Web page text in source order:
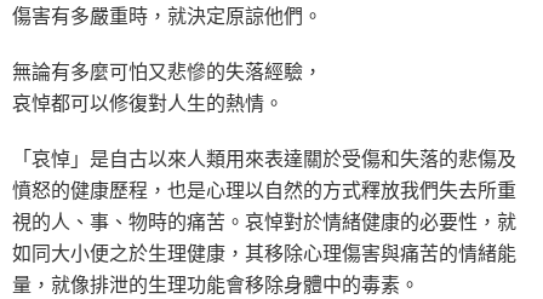
傷害有多嚴重時，就決定原諒他們。
無論有多麼可怕又悲慘的失落經驗，
哀悼都可以修復對人生的熱情。
「哀悼」是自古以來人類用來表達關於受傷和失落的悲傷及
憤怒的健康歷程，也是心理以自然的方式釋放我們失去所重
視的人、事、物時的痛苦。哀悼對於情緒健康的必要性，就
如同大小便之於生理健康，其移除心理傷害與痛苦的情緒能
量，就像排泄的生理功能會移除身體中的毒素。